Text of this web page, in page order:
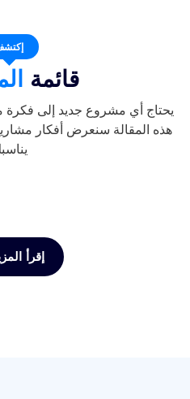
إكتشف
قائمة
يحتاج أي مشروع جديد إلى فكرة
هذه المقالة سنعرض أفكار مشاريع
يناسبك
إقرأ المزيد